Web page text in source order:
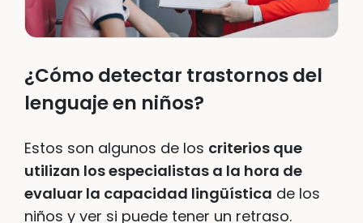
¿Cómo detectar trastornos del
lenguaje en niños?
Estos son algunos de los criterios que
utilizan los especialistas a la hora de
evaluar la capacidad lingüística de los
niños y ver si puede tener un retraso.